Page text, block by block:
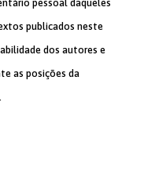
pessoal daqueles
publicados neste
dos autores e
as posições da
.